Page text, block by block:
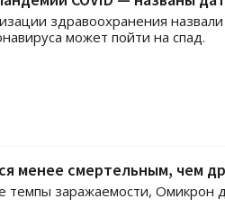
здравоохранения
может пойти на спад.
менее смертельным, чем
темпы заражаемости, Омикрон